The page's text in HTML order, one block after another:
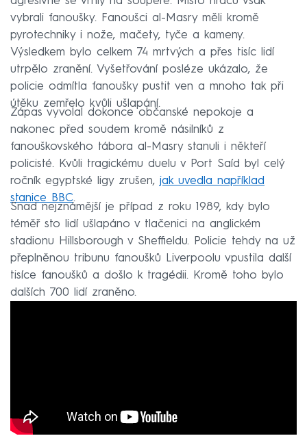
vybrali fanoušky. Fanoušci al-Masry měli kromě
pyrotechniky i nože, mačety, tyče a kameny.
Výsledkem bylo celkem 74 mrtvých a přes tisíc lidí
utrpělo zranění. Vyšetřování posléze ukázalo, že
policie odmítla fanoušky pustit ven a mnoho tak při
útěku zemřelo kvůli ušlapání.
Zápas vyvolal dokonce občanské nepokoje a
nakonec před soudem kromě násilníků z
fanouškovského tábora al-Masry stanuli i někteří
policisté. Kvůli tragickému duelu v Port Saíd byl celý
ročník egyptské ligy zrušen, jak uvedla například
stanice BBC.
Snad nejznámější je případ z roku 1989, kdy bylo
téměř sto lidí ušlapáno v tlačenici na anglickém
stadionu Hillsborough v Sheffieldu. Policie tehdy na už
přeplněnou tribunu fanoušků Liverpoolu vpustila další
tisíce fanoušků a došlo k tragédii. Kromě toho bylo
dalších 700 lidí zraněno.